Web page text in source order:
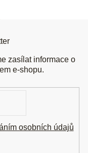
zasílat informace o
e-shopu.
osobních údajů